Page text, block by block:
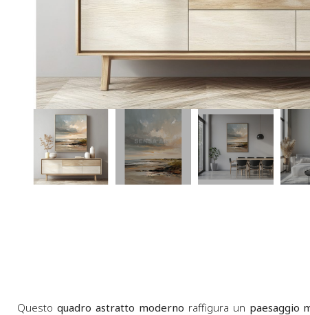
Questo quadro astratto moderno raffigura un paesaggio